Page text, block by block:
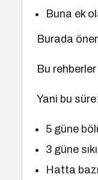
Buna ek
Burada
Bu
Yani bu süre:
5 güne
3 güne
Hatta